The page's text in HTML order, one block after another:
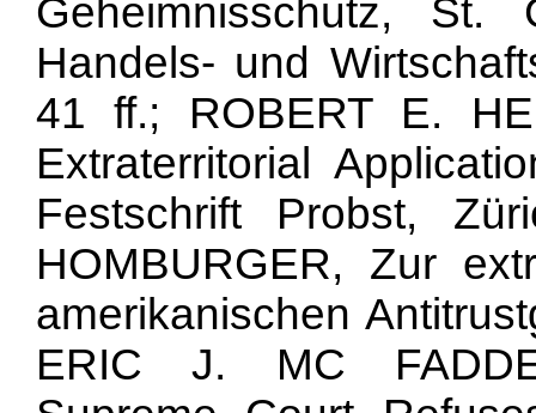
Geheimnisschutz,
Handels- und
41 ff.; ROBERT E.
Extraterritorial
Festschrift Probst,
HOMBURGER, Zur
amerikanischen
ERIC J. MC